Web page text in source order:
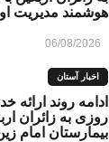
هوشمند مدیریت
06/08/2026
اخبار آستان
ادامه روند ارائه
روزی به زائران
بیمارستان امام